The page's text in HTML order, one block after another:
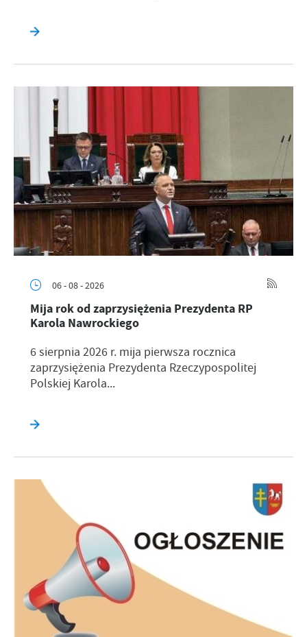
06 - 08 - 2026
Mija rok od zaprzysiężenia Prezydenta RP
Karola Nawrockiego
6 sierpnia 2026 r. mija pierwsza rocznica
zaprzysiężenia Prezydenta Rzeczypospolitej
Polskiej Karola...